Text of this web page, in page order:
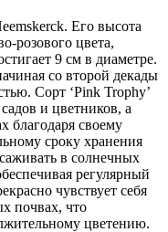
Его высота
розового цвета,
9 см в диаметре.
со второй декады
Сорт ‘Pink Trophy’
и цветников, а
благодаря своему
сроку хранения
в солнечных
регулярный
чувствует себя
почвах, что
цветению.